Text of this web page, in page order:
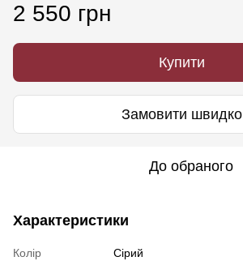
2 550 грн
Купити
Замовити швидко
До обраного
Характеристики
Колір
Сірий